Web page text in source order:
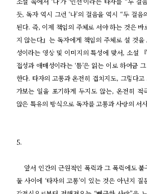
듯, 독자 역시 그런 ‘나’의 걸음을 역시 “두 걸음
된다. 즉, 이제 책임의 주체로 서야 하는 것은
지 않는다』는 독자에게 책임의 주체로 설 것
성이라는 영상 및 이미지의 특성에 맞서, 소설
접성과 애매성이라는 ‘틈’은 읽는 이로 하여금
한다. 타자의 고통과 온전히 겹치지도, 그렇다
가보는 일을 포기하게 두지도 않는, 온전히 적
않은 특유의 방식으로 독자를 고통과 사랑의 서
5.
앞서 인간의 근원적인 폭력과 그 폭력에도 불
둘 사이에 ‘타자의 고통’이 있는 것은 아닌지